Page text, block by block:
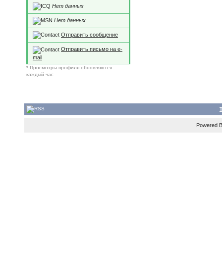
Нет данных
Нет данных
Отправить сообщение
Отправить письмо на e-
mail
* Просмотры профиля обновляются
каждый час
Powered